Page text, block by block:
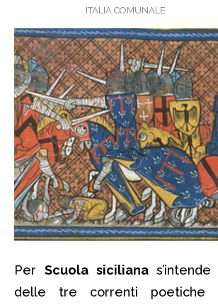
ITALIA COMUNALE
Per Scuola sicilianas’intende
delle tre correnti poetiche